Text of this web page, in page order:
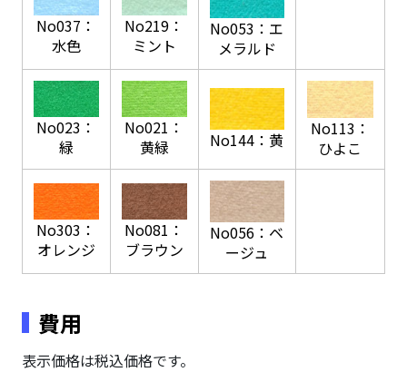
No037：
水色
No219：
ミント
No053：エ
メラルド
No023：
緑
No021：
黄緑
No144：黄
No113：
ひよこ
No303：
オレンジ
No081：
ブラウン
No056：ベ
ージュ
費用
表示価格は税込価格です。